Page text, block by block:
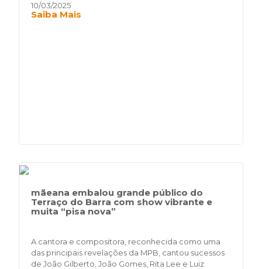
10/03/2025
Saiba Mais
mãeana embalou grande público do
Terraço do Barra com show vibrante e
muita “pisa nova”
A cantora e compositora, reconhecida como uma
das principais revelações da MPB, cantou sucessos
de João Gilberto, João Gomes, Rita Lee e Luiz